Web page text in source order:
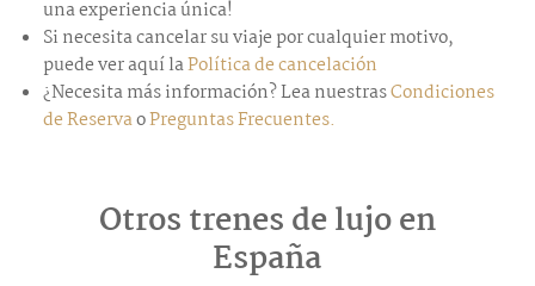
una experiencia única!
Si necesita cancelar su viaje por cualquier motivo,
puede ver aquí laPolítica de cancelación
¿Necesita más información? Lea nuestrasCondiciones
de ReservaoPreguntas Frecuentes.
Otros trenes de lujo en
España